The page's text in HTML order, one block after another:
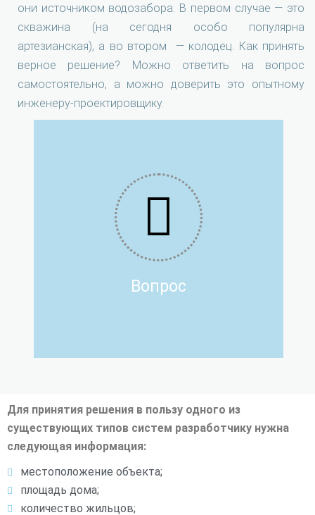
они источником водозабора. В первом случае — это
скважина (на сегодня особо популярна
артезианская), а во втором — колодец. Как принять
верное решение? Можно ответить на вопрос
самостоятельно, а можно доверить это опытному
инженеру-проектировщику.
Вопрос
Ответ!
Закажите звонок и мы постараемся вам помочь.
Для принятия решения в пользу одного из
существующих типов систем разработчику нужна
следующая информация:
местоположение объекта;
площадь дома;
количество жильцов;